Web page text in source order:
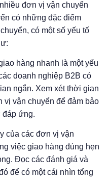
đơn vị vận chuyển
có những đặc điểm
có một số yếu tố
hàng nhanh là một yếu
doanh nghiệp B2B có
ngắn. Xem xét thời gian
vị vận chuyển để đảm bảo
đáp ứng.
của các đơn vị vận
việc giao hàng đúng hẹn
Đọc các đánh giá và
để có một cái nhìn tổng